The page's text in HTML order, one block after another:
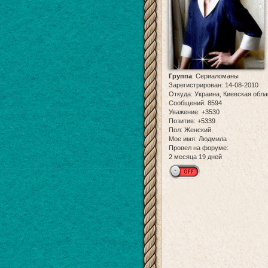
Группа: Сериаломаны
Зарегистрирован: 14-08-2010
Откуда: Украина, Киевская
Сообщений: 8594
Уважение: +3530
Позитив: +5339
Пол: Женский
Мое имя: Людмила
Провел на форуме:
2 месяца 19 дней